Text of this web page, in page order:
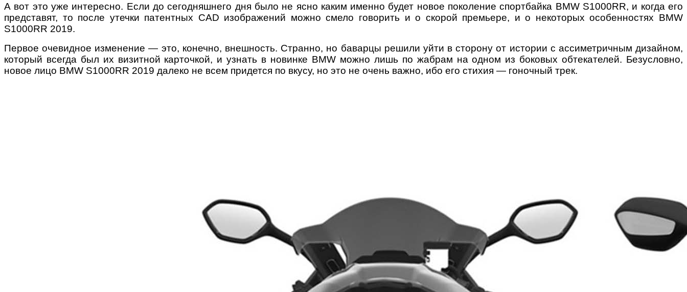
А вот это уже интересно. Если до сегодняшнего дня было не ясно каким именно будет новое поколение спортбайка BMW S1000RR, и когда его
представят, то после утечки патентных CAD изображений можно смело говорить и о скорой премьере, и о некоторых особенностях BMW
S1000RR 2019.
Первое очевидное изменение — это, конечно, внешность. Странно, но баварцы решили уйти в сторону от истории с ассиметричным дизайном,
который всегда был их визитной карточкой, и узнать в новинке BMW можно лишь по жабрам на одном из боковых обтекателей. Безусловно,
новое лицо BMW S1000RR 2019 далеко не всем придется по вкусу, но это не очень важно, ибо его стихия — гоночный трек.